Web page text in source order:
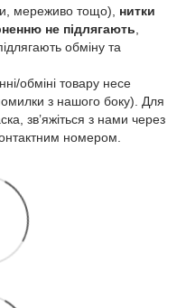
мереживо тощо), нитки
не підлягають
обміну та
обміні товару несе
з нашого боку). Для
зв’яжіться з нами через
номером.